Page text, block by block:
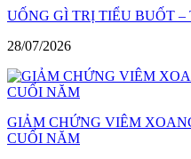
UỐNG GÌ TRỊ TIỂU BUỐT –
28/07/2026
GIẢM CHỨNG VIÊM
CUỐI NĂM